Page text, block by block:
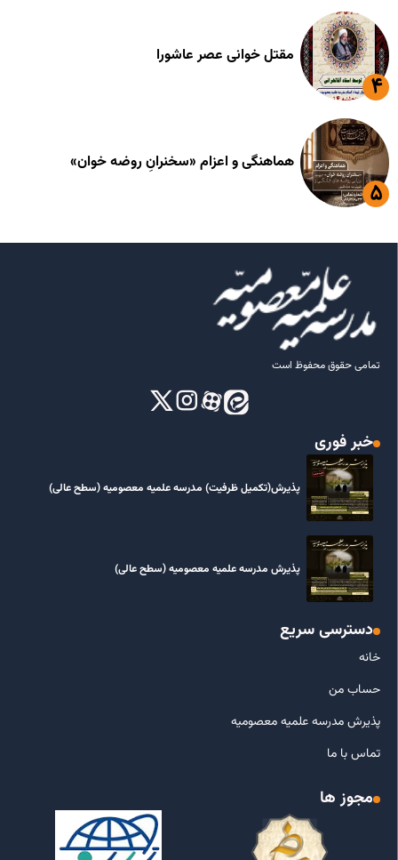
مقتل خوانی عصر عاشورا
هماهنگی و اعزام «سخنرانِ روضه خوان»
تمامی حقوق محفوظ است
خبر فوری
پذیرش(تکمیل ظرفیت) مدرسه علمیه معصومیه‌ (سطح عالی)
پذیرش مدرسه علمیه معصومیه‌ (سطح عالی)
دسترسی سریع
خانه
حساب من
پذیرش مدرسه علمیه معصومیه
تماس با ما
مجوز ها